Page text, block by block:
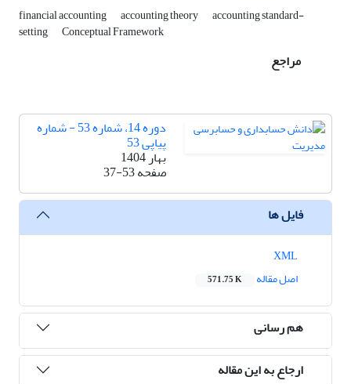
financial accounting accounting theory accounting standard-
setting Conceptual Framework
مراجع
دوره 14، شماره 53 - شماره
پیاپی 53
بهار 1404
صفحه37-53
فایل ها
اصل مقاله
571.75 K
هم رسانی
ارجاع به این مقاله